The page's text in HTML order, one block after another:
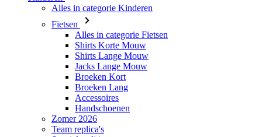
Shirts Lange Mouw
Jacks Lange Mouw
Broeken Kort
Broeken Lang
Accessoires
Handschoenen
Zomer 2026
Team replica's
Speciale edities
Opruiming
Waardebonnen
Custom Teamwear
Stories